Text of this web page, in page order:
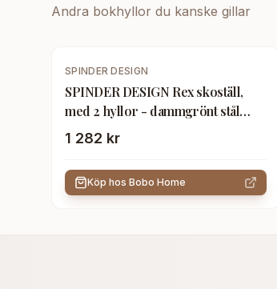
Andra bokhyllor du kanske gillar
SPINDER DESIGN
SPINDER DESIGN Rex skoställ,
med 2 hyllor - dammgrönt stål
(70x29)
1 282 kr
Köp hos Bobo Home